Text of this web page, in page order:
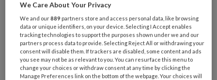
peuters en met de kleuters?
23 APRIL 2025 ACHTERGROND GEZONDHEID
We Care About Your Privacy
We and our889 partners store and access personal data, like browsing
data or unique identifiers, on your device. Selecting I Accept enables
tracking technologies to support the purposes shown under we and our
partners process data to provide. Selecting Reject All or withdrawing your
consent will disable them. If trackers are disabled, some content and ads
you see may not be as relevant to you. You can resurface this menu to
change your choices or withdraw consent at any time by clicking the
Manage Preferences link on the bottom of the webpage. Your choices will